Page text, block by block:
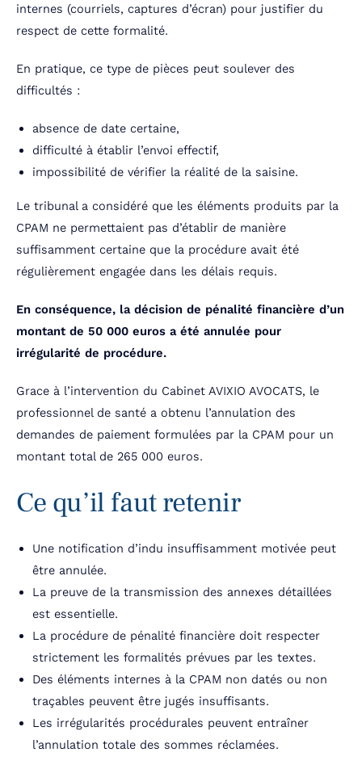
internes (courriels, captures d’écran) pour justifier du
respect de cette formalité.
En pratique, ce type de pièces peut soulever des
difficultés :
absence de date certaine,
difficulté à établir l’envoi effectif,
impossibilité de vérifier la réalité de la saisine.
Le tribunal a considéré que les éléments produits par la
CPAM ne permettaient pas d’établir de manière
suffisamment certaine que la procédure avait été
régulièrement engagée dans les délais requis.
En conséquence, la décision de pénalité financière d’un
montant de 50 000 euros a été annulée pour
irrégularité de procédure.
Grace à l’intervention du Cabinet AVIXIO AVOCATS, le
professionnel de santé a obtenu l’annulation des
demandes de paiement formulées par la CPAM pour un
montant total de 265 000 euros.
Ce qu’il faut retenir
Une notification d’indu insuffisamment motivée peut
être annulée.
La preuve de la transmission des annexes détaillées
est essentielle.
La procédure de pénalité financière doit respecter
strictement les formalités prévues par les textes.
Des éléments internes à la CPAM non datés ou non
traçables peuvent être jugés insuffisants.
Les irrégularités procédurales peuvent entraîner
l’annulation totale des sommes réclamées.